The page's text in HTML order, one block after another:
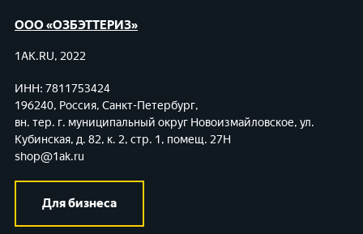
ООО «ОЗБЭТТЕРИЗ»
1AK.RU, 2022
ИНН: 7811753424
196240, Россия, Санкт-Петербург,
вн. тер. г. муниципальный округ Новоизмайловское, ул.
Кубинская, д. 82, к. 2, стр. 1, помещ. 27Н
shop@1ak.ru
Для бизнеса